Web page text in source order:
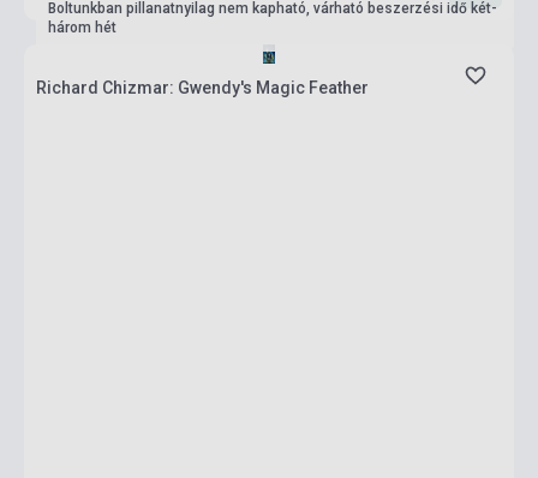
Boltunkban pillanatnyilag nem kapható, várható beszerzési idő két-
három hét
Richard Chizmar: Gwendy's Magic Feather